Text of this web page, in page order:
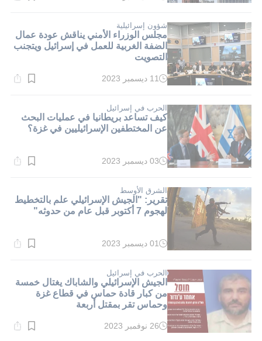
دقيقة.
شؤون إسرائيلية
مجلس الوزراء الأمني يناقش عودة عمال
الضفة الغربية للعمل في إسرائيل ويتجنب
التصويت
وقت
دقيقة.
11 ديسمبر 2023
الحرب في إسرائيل
كيف تساعد بريطانيا في عمليات البحث
عن المختطفين الإسرائيليين في غزة؟
وقت
دقيقة.
03 ديسمبر 2023
الشرق الأوسط
تقرير: "الجيش الإسرائيلي علم بالتخطيط
لهجوم 7 أكتوبر قبل عام من حدوثه"
وقت
دقيقة.
01 ديسمبر 2023
الحرب في إسرائيل
الجيش الإسرائيلي والشاباك يغتال خمسة
من كبار قادة حماس في قطاع غزة
وحماس تقر بمقتل أربعة
وقت
26 نوفمبر 2023